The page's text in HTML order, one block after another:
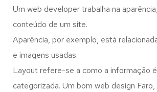
Um web developer trabalha na
conteúdo de um site.
Aparência, por exemplo, está
e imagens usadas.
Layout refere-se a como a informação
categorizada. Um bom web design